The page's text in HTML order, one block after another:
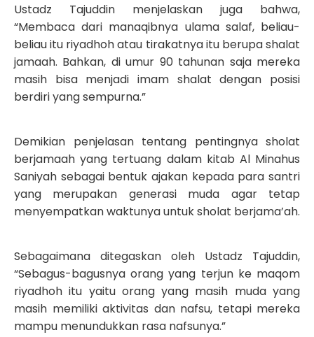
Ustadz Tajuddin menjelaskan juga bahwa,
“Membaca dari manaqibnya ulama salaf, beliau-
beliau itu riyadhoh atau tirakatnya itu berupa shalat
jamaah. Bahkan, di umur 90 tahunan saja mereka
masih bisa menjadi imam shalat dengan posisi
berdiri yang sempurna.”
Demikian penjelasan tentang pentingnya sholat
berjamaah yang tertuang dalam kitab Al Minahus
Saniyah sebagai bentuk ajakan kepada para santri
yang merupakan generasi muda agar tetap
menyempatkan waktunya untuk sholat berjama’ah.
Sebagaimana ditegaskan oleh Ustadz Tajuddin,
“Sebagus-bagusnya orang yang terjun ke maqom
riyadhoh itu yaitu orang yang masih muda yang
masih memiliki aktivitas dan nafsu, tetapi mereka
mampu menundukkan rasa nafsunya.”